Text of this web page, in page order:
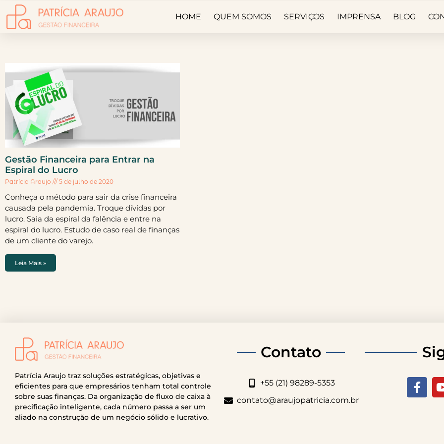
HOME QUEM SOMOS SERVIÇOS IMPRENSA BLOG
Gestão Financeira para Entrar na
Espiral do Lucro
Patrícia Araujo 5 de julho de 2020
Conheça o método para sair da crise financeira
causada pela pandemia. Troque dívidas por
lucro. Saia da espiral da falência e entre na
espiral do lucro. Estudo de caso real de finanças
de um cliente do varejo.
Leia Mais »
Patrícia Araujo traz soluções estratégicas, objetivas e
eficientes para que empresários tenham total controle
sobre suas finanças. Da organização de fluxo de caixa à
precificação inteligente, cada número passa a ser um
aliado na construção de um negócio sólido e lucrativo.
Contato
+55 (21) 98289-5353
contato@araujopatricia.com.br